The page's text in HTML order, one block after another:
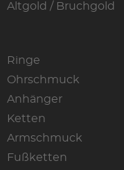
Altgold / Bruchgold
Ringe
Ohrschmuck
Anhänger
Ketten
Armschmuck
Fußketten